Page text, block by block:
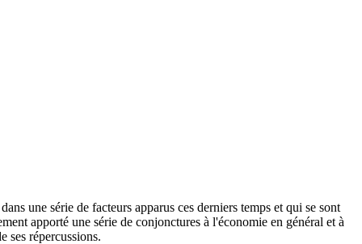
une série de facteurs apparus ces derniers temps et qui se sont
apporté une série de conjonctures à l'économie en général et à
ses répercussions.